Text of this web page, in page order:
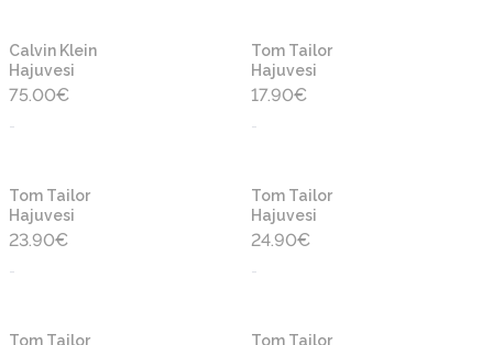
Calvin Klein
Hajuvesi
75.00€
-
Tom Tailor
Hajuvesi
17.90€
-
Tom Tailor
Hajuvesi
23.90€
-
Tom Tailor
Hajuvesi
24.90€
-
Tom Tailor
Tom Tailor